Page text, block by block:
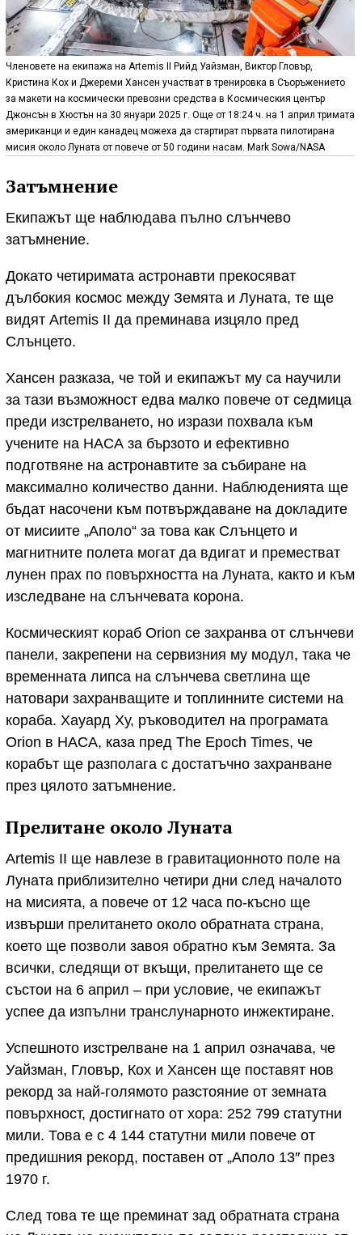
Членовете на екипажа на Artemis II Рийд Уайзман, Виктор Гловър,
Кристина Кох и Джереми Хансен участват в тренировка в Съоръжението
за макети на космически превозни средства в Космическия център
Джонсън в Хюстън на 30 януари 2025 г. Още от 18:24 ч. на 1 април тримата
американци и един канадец можеха да стартират първата пилотирана
мисия около Луната от повече от 50 години насам. Mark Sowa/NASA
Затъмнение
Екипажът ще наблюдава пълно слънчево
затъмнение.
Докато четиримата астронавти прекосяват
дълбокия космос между Земята и Луната, те ще
видят Artemis II да преминава изцяло пред
Слънцето.
Хансен разказа, че той и екипажът му са научили
за тази възможност едва малко повече от седмица
преди изстрелването, но изрази похвала към
учените на НАСА за бързото и ефективно
подготвяне на астронавтите за събиране на
максимално количество данни. Наблюденията ще
бъдат насочени към потвърждаване на докладите
от мисиите „Аполо“ за това как Слънцето и
магнитните полета могат да вдигат и преместват
лунен прах по повърхността на Луната, както и към
изследване на слънчевата корона.
Космическият кораб Orion се захранва от слънчеви
панели, закрепени на сервизния му модул, така че
временната липса на слънчева светлина ще
натовари захранващите и топлинните системи на
кораба. Хауард Ху, ръководител на програмата
Orion в НАСА, каза пред The Epoch Times, че
корабът ще разполага с достатъчно захранване
през цялото затъмнение.
Прелитане около Луната
Artemis II ще навлезе в гравитационното поле на
Луната приблизително четири дни след началото
на мисията, а повече от 12 часа по-късно ще
извърши прелитането около обратната страна,
което ще позволи завоя обратно към Земята. За
всички, следящи от вкъщи, прелитането ще се
състои на 6 април – при условие, че екипажът
успее да изпълни транслунарното инжектиране.
Успешното изстрелване на 1 април означава, че
Уайзман, Гловър, Кох и Хансен ще поставят нов
рекорд за най-голямото разстояние от земната
повърхност, достигнато от хора: 252 799 статутни
мили. Това е с 4 144 статутни мили повече от
предишния рекорд, поставен от „Аполо 13″ през
1970 г.
След това те ще преминат зад обратната страна